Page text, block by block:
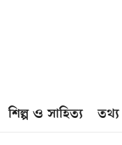
শিল্প ও সাহিত্য তথ্য